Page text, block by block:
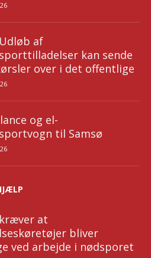
af
kan sende
over i det offentlige
og el-
til Samsø
at
bliver
ved arbejde i nødsporet